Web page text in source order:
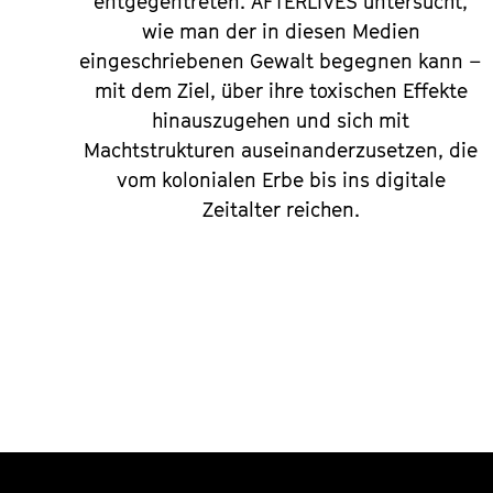
wie man der in diesen Medien
eingeschriebenen Gewalt begegnen kann –
mit dem Ziel, über ihre toxischen Effekte
hinauszugehen und sich mit
Machtstrukturen auseinanderzusetzen, die
vom kolonialen Erbe bis ins digitale
Zeitalter reichen.